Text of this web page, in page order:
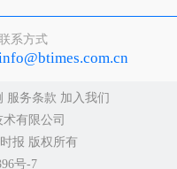
系方式
服务条款 加入我们
有限公司
报 版权所有
号-7